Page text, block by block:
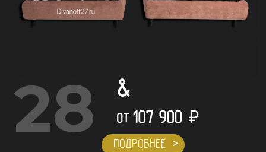
28 &
ОТ 107 900 ₽
ПОДРОБНЕЕ